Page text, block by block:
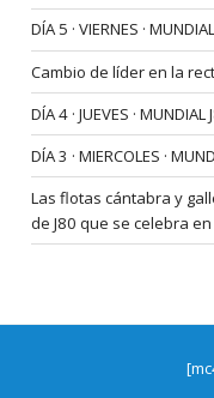
DÍA 5 · VIERNES ·
Cambio de líder en la
DÍA 4 · JUEVES ·
DÍA 3 · MIERCOLES ·
Las flotas cántabra y
de J80 que se celebra